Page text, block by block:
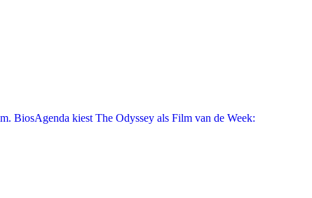
BiosAgenda kiest The Odyssey als Film van de Week: